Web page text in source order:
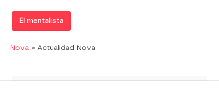
El mentalista
Nova » Actualidad Nova